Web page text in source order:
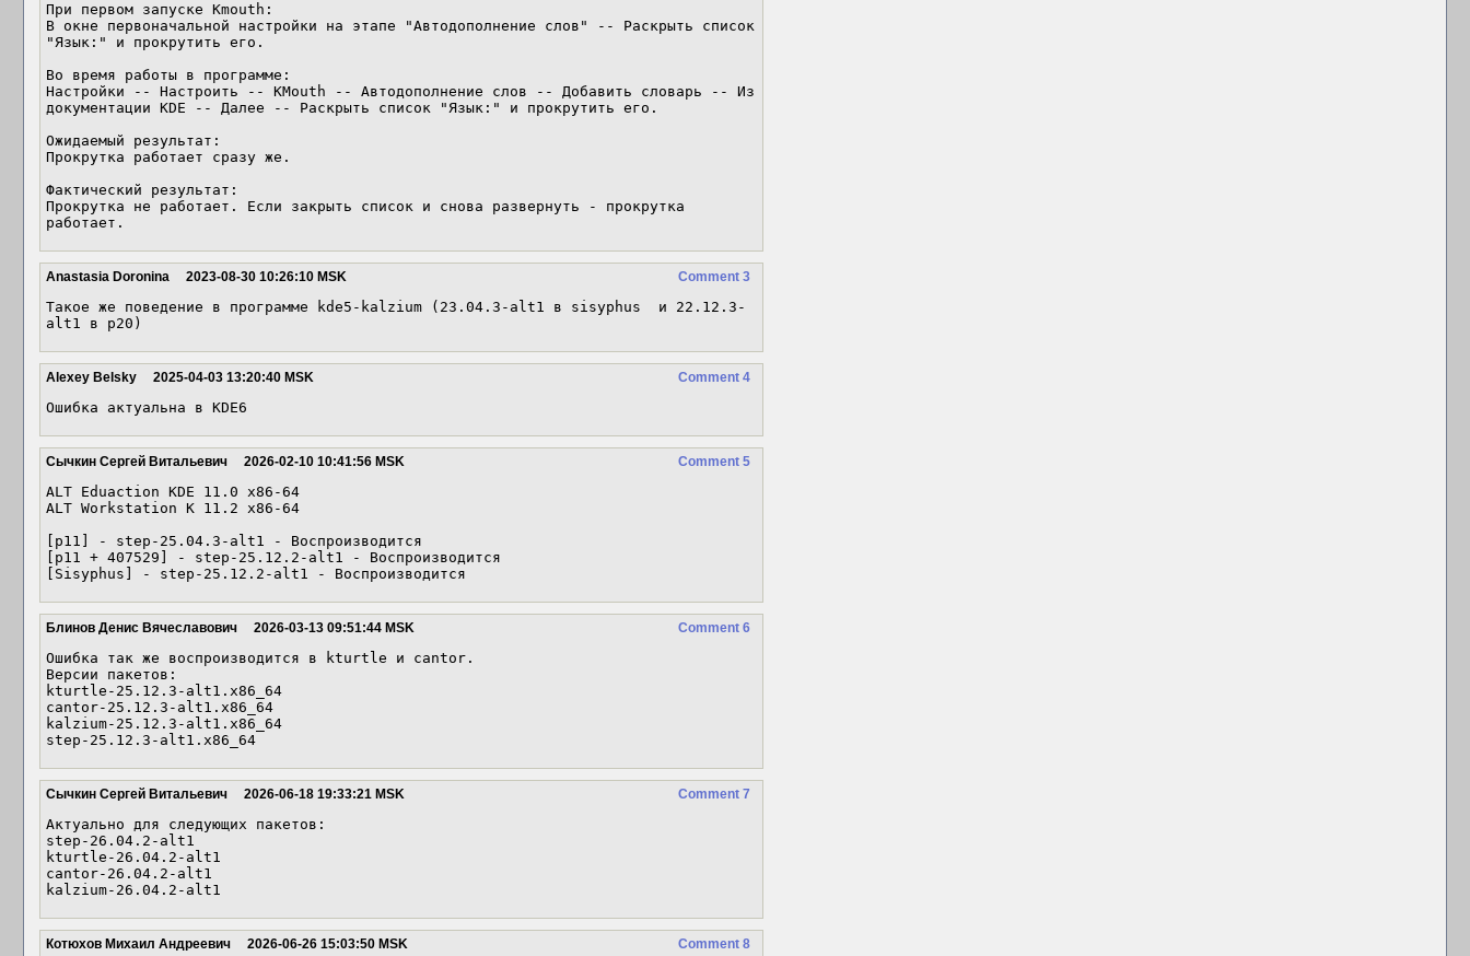
При первом запуске Kmouth:
В окне первоначальной настройки на этапе "Автодополнение слов" -- Раскрыть список
"Язык:" и прокрутить его.
Во время работы в программе:
Настройки -- Настроить -- KMouth -- Автодополнение слов -- Добавить словарь -- Из
документации KDE -- Далее -- Раскрыть список "Язык:" и прокрутить его.
Ожидаемый результат:
Прокрутка работает сразу же.
Фактический результат:
Прокрутка не работает. Если закрыть список и снова развернуть - прокрутка
работает.
Comment 3
Anastasia Doronina 2023-08-30 10:26:10 MSK
Такое же поведение в программе kde5-kalzium (23.04.3-alt1 в sisyphus  и 22.12.3-
alt1 в p20)
Comment 4
Alexey Belsky 2025-04-03 13:20:40 MSK
Ошибка актуальна в KDE6
Comment 5
Сычкин Сергей Витальевич 2026-02-10 10:41:56 MSK
ALT Eduaction KDE 11.0 x86-64
ALT Workstation K 11.2 x86-64
[p11] - step-25.04.3-alt1 - Воспроизводится
[p11 + 407529] - step-25.12.2-alt1 - Воспроизводится
[Sisyphus] - step-25.12.2-alt1 - Воспроизводится
Comment 6
Блинов Денис Вячеславович 2026-03-13 09:51:44 MSK
Ошибка так же воспроизводится в kturtle и cantor.
Версии пакетов:
kturtle-25.12.3-alt1.x86_64
cantor-25.12.3-alt1.x86_64
kalzium-25.12.3-alt1.x86_64
step-25.12.3-alt1.x86_64
Comment 7
Сычкин Сергей Витальевич 2026-06-18 19:33:21 MSK
Актуально для следующих пакетов:
step-26.04.2-alt1
kturtle-26.04.2-alt1
cantor-26.04.2-alt1
kalzium-26.04.2-alt1
Comment 8
Котюхов Михаил Андреевич 2026-06-26 15:03:50 MSK